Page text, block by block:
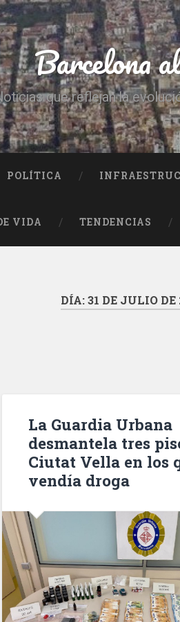
Barcelona
que reflejan la
POLÍTICA
VIDA TENDENCIAS
DÍA:31 DE JULIO DE
La Guardia Urbana
desmantela tres
Ciutat Vella en los
vendía droga